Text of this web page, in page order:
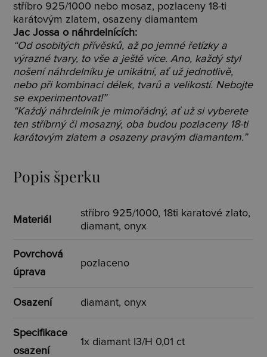
stříbro 925/1000 nebo mosaz, pozlaceny 18-ti
karátovým zlatem, osazeny diamantem
Jac Jossa o náhrdelnících:
“Od osobitých přívěsků, až po jemné řetízky a
výrazné tvary, to vše a ještě více. Ano, každý styl
nošení náhrdelníku je unikátní, ať už jednotlivě,
nebo při kombinaci délek, tvarů a velikostí. Nebojte
se experimentovat!”
“Každý náhrdelník je mimořádný, ať už si vyberete
ten stříbrný či mosazný, oba budou pozlaceny 18-ti
karátovým zlatem a osazeny pravým diamantem.”
Popis šperku
Materiál
stříbro 925/1000, 18ti karatové zlato,
diamant, onyx
Povrchová
úprava
pozlaceno
Osazení diamant, onyx
Specifikace
osazení
1x diamant I3/H 0,01 ct